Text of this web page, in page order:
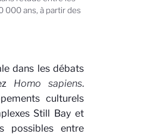
000 ans, à partir des
dans les débats
Homo sapiens.
culturels
Still Bay et
possibles entre